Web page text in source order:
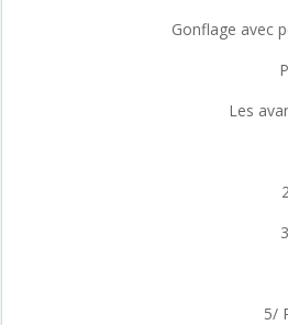
Gonflage avec
Les
5/